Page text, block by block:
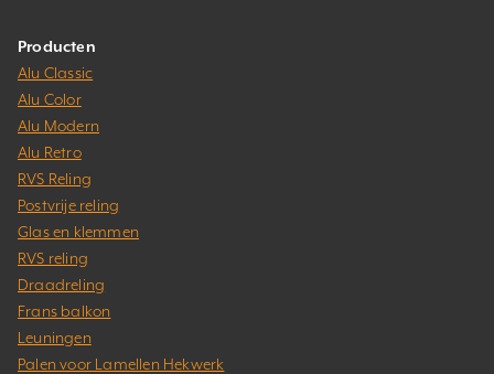
Producten
Alu Classic
Alu Color
Alu Modern
Alu Retro
RVS Reling
Postvrije reling
Glas en klemmen
RVS reling
Draadreling
Frans balkon
Leuningen
Palen voor Lamellen Hekwerk